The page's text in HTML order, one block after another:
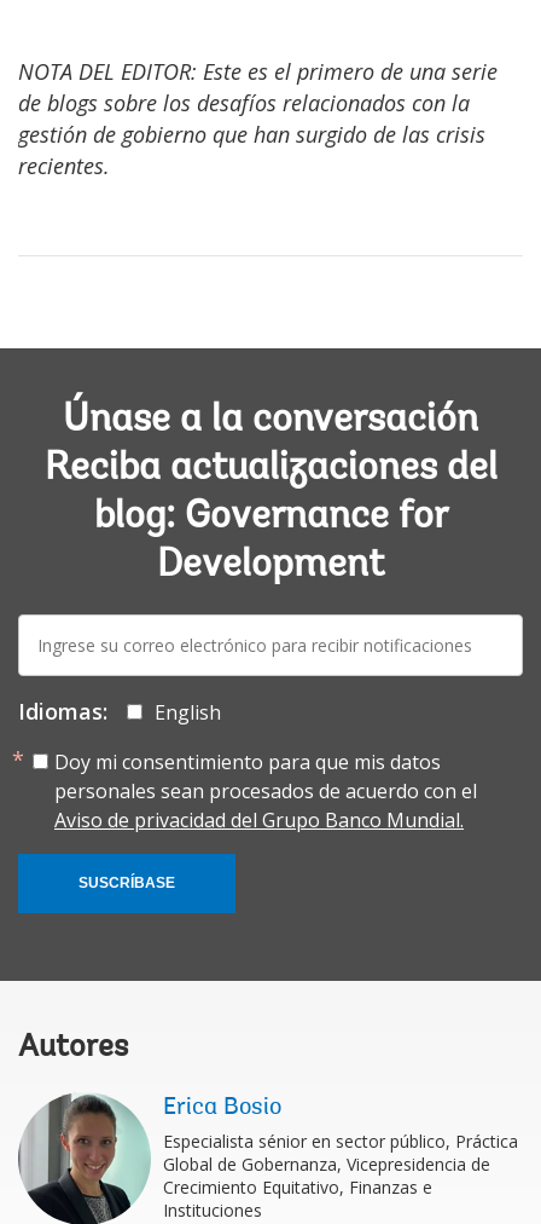
NOTA DEL EDITOR: Este es el primero de una serie
de blogs sobre los desafíos relacionados con la
gestión de gobierno que han surgido de las crisis
recientes.
Únase a la conversación
Reciba actualizaciones del
blog: Governance for
Development
mail:
Idiomas:
English
Doy mi consentimiento para que mis datos
personales sean procesados de acuerdo con el
Aviso de privacidad del Grupo Banco Mundial.
SUSCRÍBASE
Autores
Erica Bosio
Especialista sénior en sector público, Práctica
Global de Gobernanza, Vicepresidencia de
Crecimiento Equitativo, Finanzas e
Instituciones